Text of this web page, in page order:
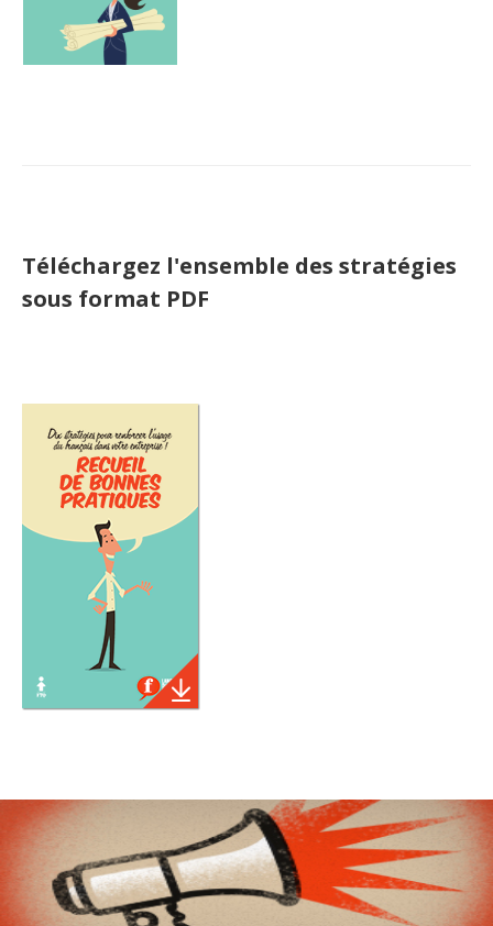
Téléchargez l'ensemble des stratégies
sous format PDF